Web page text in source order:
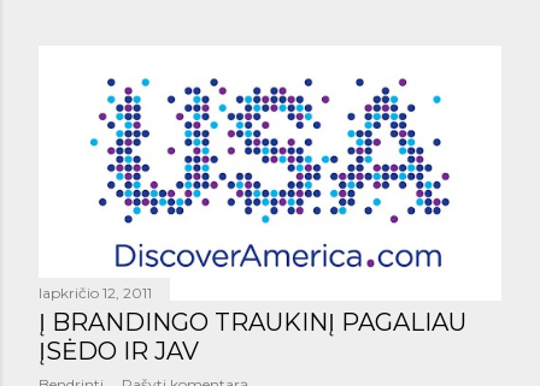
lapkričio 12, 2011
Į BRANDINGO TRAUKINĮ PAGALIAU
ĮSĖDO IR JAV